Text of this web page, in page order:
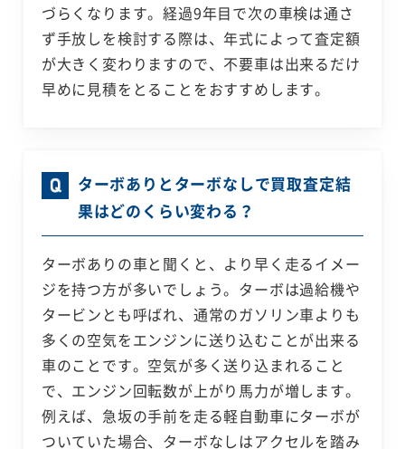
づらくなります。経過9年目で次の車検は通さ
ず手放しを検討する際は、年式によって査定額
が大きく変わりますので、不要車は出来るだけ
早めに見積をとることをおすすめします。
ターボありとターボなしで買取査定結
果はどのくらい変わる？
ターボありの車と聞くと、より早く走るイメー
ジを持つ方が多いでしょう。ターボは過給機や
タービンとも呼ばれ、通常のガソリン車よりも
多くの空気をエンジンに送り込むことが出来る
車のことです。空気が多く送り込まれること
で、エンジン回転数が上がり馬力が増します。
例えば、急坂の手前を走る軽自動車にターボが
ついていた場合、ターボなしはアクセルを踏み